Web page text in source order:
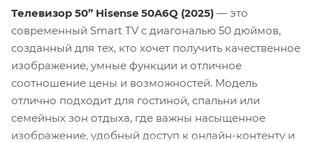
Телевизор 50” Hisense 50A6Q (2025) — это
современный Smart TV с диагональю 50 дюймов,
созданный для тех, кто хочет получить качественное
изображение, умные функции и отличное
соотношение цены и возможностей. Модель
отлично подходит для гостиной, спальни или
семейных зон отдыха, где важны насыщенное
изображение, удобный доступ к онлайн-контенту и